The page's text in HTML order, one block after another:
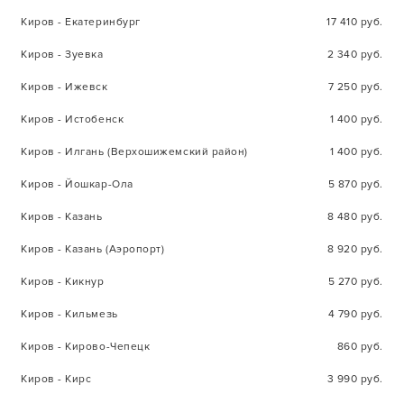
Киров - Екатеринбург 17 410 руб.
Киров - Зуевка 2 340 руб.
Киров - Ижевск 7 250 руб.
Киров - Истобенск 1 400 руб.
Киров - Илгань (Верхошижемский район) 1 400 руб.
Киров - Йошкар-Ола 5 870 руб.
Киров - Казань 8 480 руб.
Киров - Казань (Аэропорт) 8 920 руб.
Киров - Кикнур 5 270 руб.
Киров - Кильмезь 4 790 руб.
Киров - Кирово-Чепецк 860 руб.
Киров - Кирс 3 990 руб.